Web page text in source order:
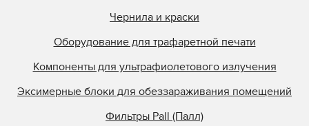
Чернила и краски
Оборудование для трафаретной печати
Компоненты для ультрафиолетового излучения
Эксимерные блоки для обеззараживания помещений
Фильтры Pall (Палл)